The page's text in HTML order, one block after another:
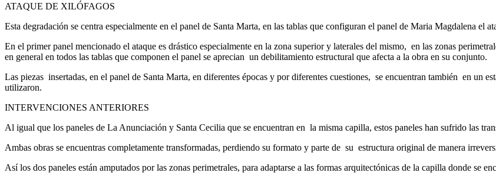
ATAQUE DE XILÓFAGOS
Esta degradación se centra especialmente en el panel de Santa Marta, en las tablas que configuran el panel de Maria Magdalena el
En el primer panel mencionado el ataque es drástico especialmente en la zona superior y laterales del mismo, en las zonas
en general en todos las tablas que componen el panel se aprecian un debilitamiento estructural que afecta a la obra en su conjunto.
Las piezas insertadas, en el panel de Santa Marta, en diferentes épocas y por diferentes cuestiones, se encuentran también en un
utilizaron.
INTERVENCIONES ANTERIORES
Al igual que los paneles de La Anunciación y Santa Cecilia que se encuentran en la misma capilla, estos paneles han sufrido las
Ambas obras se encuentras completamente transformadas, perdiendo su formato y parte de su estructura original de manera
Así los dos paneles están amputados por las zonas perimetrales, para adaptarse a las formas arquitectónicas de la capilla donde se